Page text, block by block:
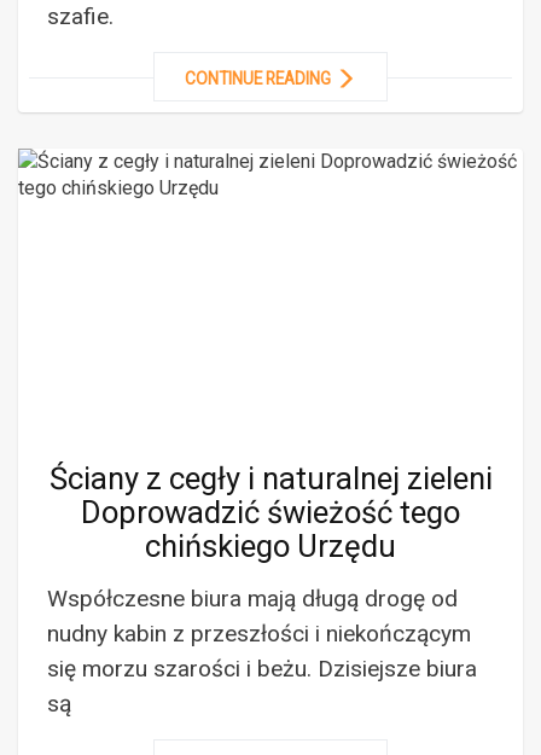
szafie.
CONTINUE READING
Ściany z cegły i naturalnej zieleni
Doprowadzić świeżość tego
chińskiego Urzędu
Współczesne biura mają długą drogę od
nudny kabin z przeszłości i niekończącym
się morzu szarości i beżu. Dzisiejsze biura
są